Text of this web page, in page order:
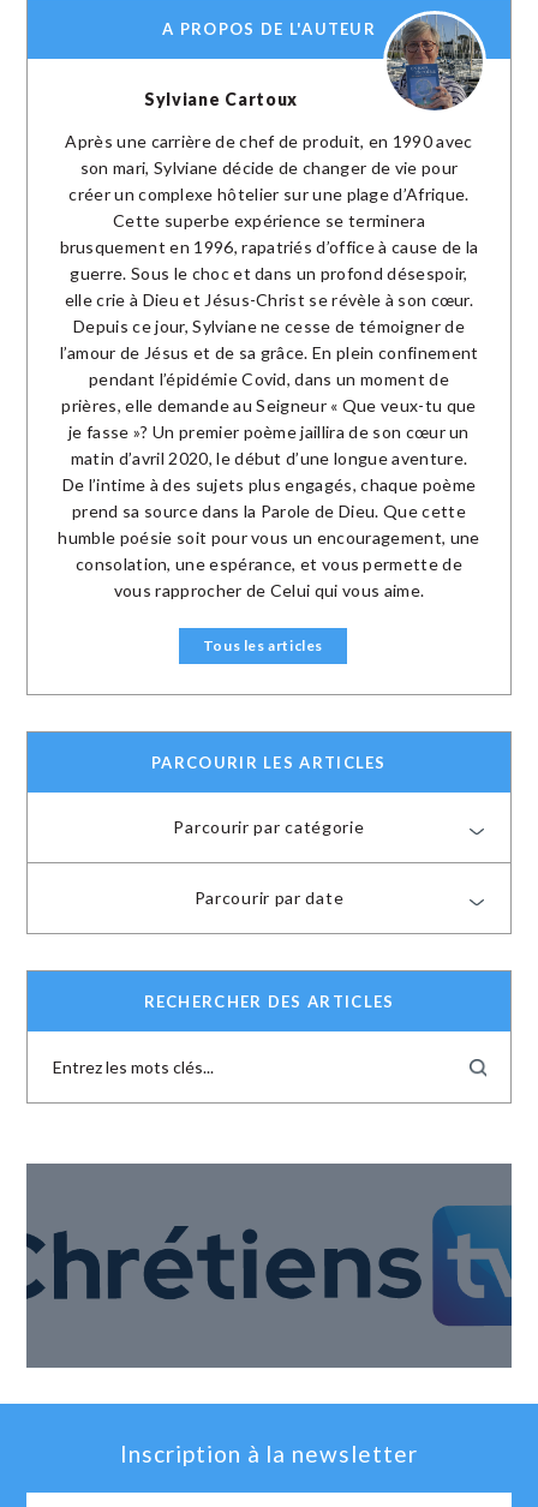
A PROPOS DE L'AUTEUR
Sylviane Cartoux
Après une carrière de chef de produit, en 1990 avec
son mari, Sylviane décide de changer de vie pour
créer un complexe hôtelier sur une plage d’Afrique.
Cette superbe expérience se terminera
brusquement en 1996, rapatriés d’office à cause de la
guerre. Sous le choc et dans un profond désespoir,
elle crie à Dieu et Jésus-Christ se révèle à son cœur.
Depuis ce jour, Sylviane ne cesse de témoigner de
l’amour de Jésus et de sa grâce. En plein confinement
pendant l’épidémie Covid, dans un moment de
prières, elle demande au Seigneur « Que veux-tu que
je fasse »? Un premier poème jaillira de son cœur un
matin d’avril 2020, le début d’une longue aventure.
De l’intime à des sujets plus engagés, chaque poème
prend sa source dans la Parole de Dieu. Que cette
humble poésie soit pour vous un encouragement, une
consolation, une espérance, et vous permette de
vous rapprocher de Celui qui vous aime.
Tous les articles
PARCOURIR LES ARTICLES
Parcourir par catégorie
Parcourir par date
RECHERCHER DES ARTICLES
Inscription à la newsletter